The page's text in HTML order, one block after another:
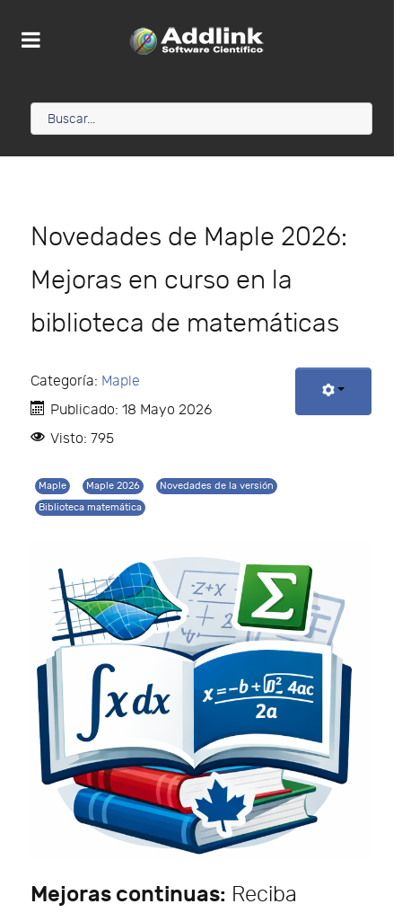
Novedades de Maple 2026:
Mejoras en curso en la
biblioteca de matemáticas
Categoría: Maple
Publicado: 18 Mayo 2026
Visto: 795
Maple Maple 2026
Novedades de la versión
Biblioteca matemática
Mejoras continuas: Reciba